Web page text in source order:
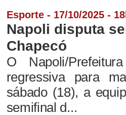
Esporte - 17/10/2025 -
Napoli disputa
Chapecó
O Napoli/
regressiva para
sábado (18), a
semifinal d...